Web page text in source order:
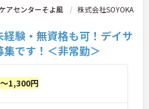
アセンターそよ風
株式会社SOYOKA
経験・無資格も可！デイサ
です！＜非常勤＞
1,300円